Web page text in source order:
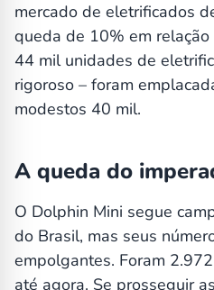
mercado de eletrificados
queda de 10% em
44 mil unidades de
rigoroso – foram
modestos 40 mil.
A queda do
O Dolphin Mini segue
do Brasil, mas seus
empolgantes. Foram
até agora. Se prosseguir